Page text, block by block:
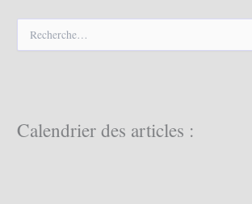
c
h
Calendrier des articles :